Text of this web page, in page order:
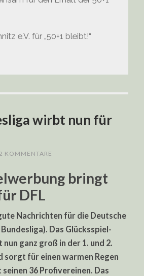
e.V. für „50+1 bleibt!“
wirbt nun für
KOMMENTARE
bringt
DFL
Nachrichten für die Deutsche
Das Glücksspiel-
nun ganz groß in der 1. und 2.
sorgt für einen warmen Regen
36 Profivereinen. Das